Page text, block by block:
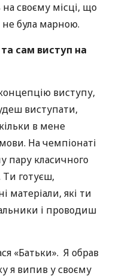
своєму місці, що
не була марною.
та сам виступ на
виступу,
виступати,
в мене
На чемпіонаті
пару класичного
Ти готуєш,
матеріали, які ти
і проводиш
«Батьки». Я обрав
я випив у своєму